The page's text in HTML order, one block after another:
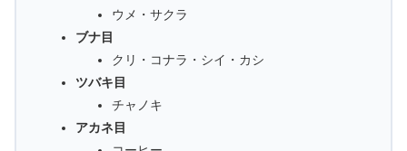
ウメ・サクラ
ブナ目
クリ・コナラ・シイ・カシ
ツバキ目
チャノキ
アカネ目